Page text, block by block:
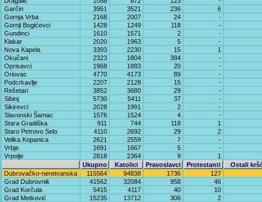
Garčin
3951 3521 236
6
Gornja Vrba
2168 2007 24
-
Gornji Bogićevci
1428 1249 118
-
Gundinci
1610 1571 2
-
Klakar
2020 1963 5
-
Nova Kapela
3393 2230 15
1
Okučani
2323 1804 384
-
Oprisavci
1968 1883 20
-
Oriovac
4770 4173 89
-
Podcrkavlje
2207 2128 15
-
Rešetari
3852 3680 29
-
Sibinj
5730 5411 37
-
Sikirevci
2028 1991 2
-
Slavonski Šamac
1576 1524 4
-
Stara Gradiška
911 744 118
1
Staro Petrovo Selo
4110 2692 29
2
Velika Kopanica
2621 2559 7
-
Vrbje
1691 1667 5
-
Vrpolje
2818 2364 9
1
Ukupno
Katolici Pravoslavci Protestanti
Ostali
Dubrovačko-neretvanska
115564 94838 1736
127
Grad Dubrovnik
41562 32084 958
46
Grad Korčula
5415 4117 40
10
Grad Metković
15235 13712 306
2